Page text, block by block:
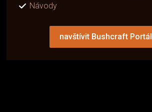
Návody
navštívit Bushcraft Portál